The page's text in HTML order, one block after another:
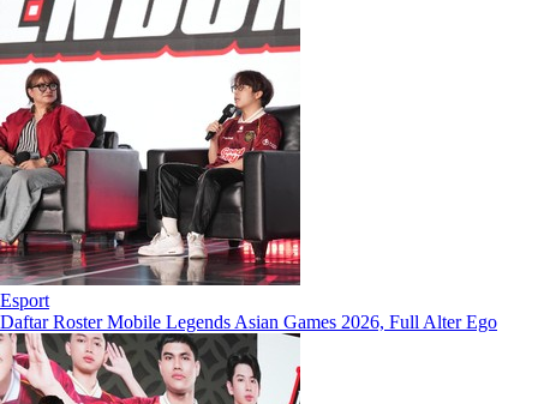
Esport
Daftar Roster Mobile Legends Asian Games 2026, Full Alter Ego